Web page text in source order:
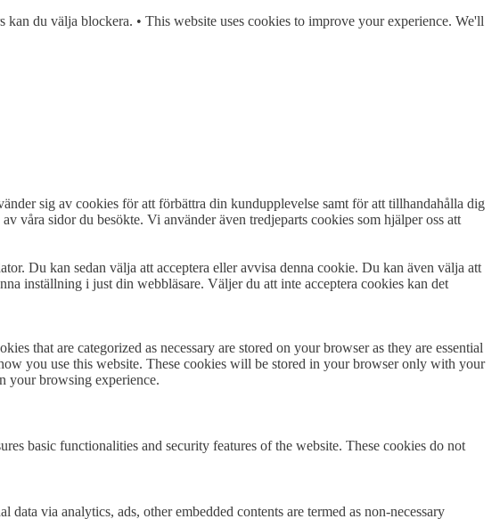
du välja blockera. • This website uses cookies to improve your experience. We'll
sig av cookies för att förbättra din kundupplevelse samt för att tillhandahålla dig
våra sidor du besökte. Vi använder även tredjeparts cookies som hjälper oss att
Du kan sedan välja att acceptera eller avvisa denna cookie. Du kan även välja att
inställning i just din webbläsare. Väljer du att inte acceptera cookies kan det
that are categorized as necessary are stored on your browser as they are essential
you use this website. These cookies will be stored in your browser only with your
your browsing experience.
basic functionalities and security features of the website. These cookies do not
via analytics, ads, other embedded contents are termed as non-necessary